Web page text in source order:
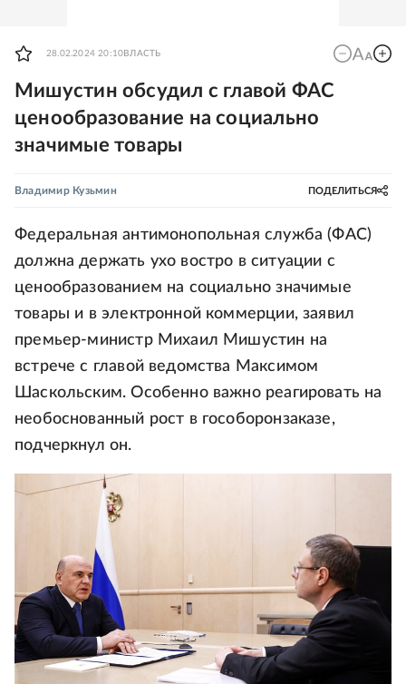
28.02.2024 20:10 ВЛАСТЬ
Мишустин обсудил с главой ФАС
ценообразование на социально
значимые товары
Владимир Кузьмин ПОДЕЛИТЬСЯ
Федеральная антимонопольная служба (ФАС)
должна держать ухо востро в ситуации с
ценообразованием на социально значимые
товары и в электронной коммерции, заявил
премьер-министр Михаил Мишустин на
встрече с главой ведомства Максимом
Шаскольским. Особенно важно реагировать на
необоснованный рост в гособоронзаказе,
подчеркнул он.